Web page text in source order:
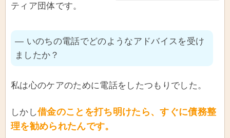
ティア団体です。
― いのちの電話でどのようなアドバイスを受け
ましたか？
私は心のケアのために電話をしたつもりでした。
しかし借金のことを打ち明けたら、すぐに債務整
理を勧められたんです。